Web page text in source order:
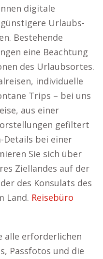
digitale
Urlaubs-
Bestehende
eine Beachtung
des Urlaubsortes.
individuelle
Trips – bei uns
aus einer
gefiltert
Details bei einer
Sie sich über
Ziellandes auf der
des Konsulats des
Land. Reisebüro
alle erforderlichen
Passfotos und die